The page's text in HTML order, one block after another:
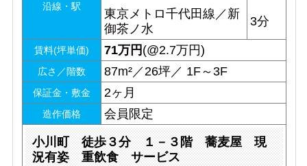
沿線・駅
東京メトロ千代田線／新
御茶ノ水
3分
賃料(坪単価) 71万円 (@2.7万円)
広さ／階数 87m²／26坪／ 1F～3F
保証金・敷金 2ヶ月
造作価格 会員限定
小川町 徒歩３分 １－３階 蕎麦屋 現
況有姿 重飲食 サービス